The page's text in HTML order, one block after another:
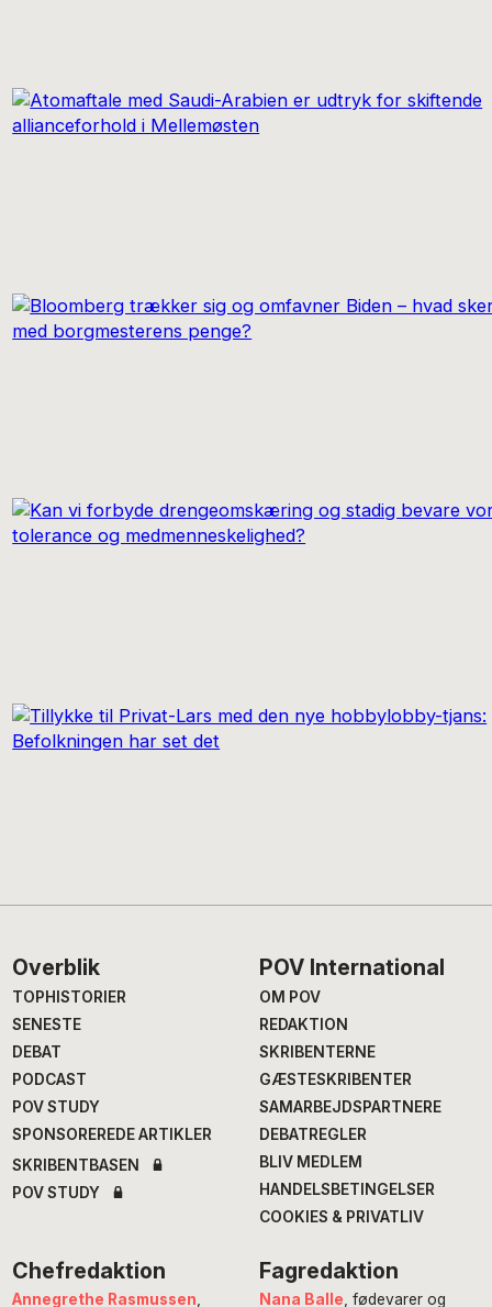
Footer
Overblik
TOPHISTORIER
SENESTE
DEBAT
PODCAST
POV STUDY
SPONSOREREDE ARTIKLER
SKRIBENTBASEN
POV STUDY
POV International
OM POV
REDAKTION
SKRIBENTERNE
GÆSTESKRIBENTER
SAMARBEJDSPARTNERE
DEBATREGLER
BLIV MEDLEM
HANDELSBETINGELSER
COOKIES & PRIVATLIV
Chefredaktion
Annegrethe Rasmussen,
Fagredaktion
Nana Balle, fødevarer og